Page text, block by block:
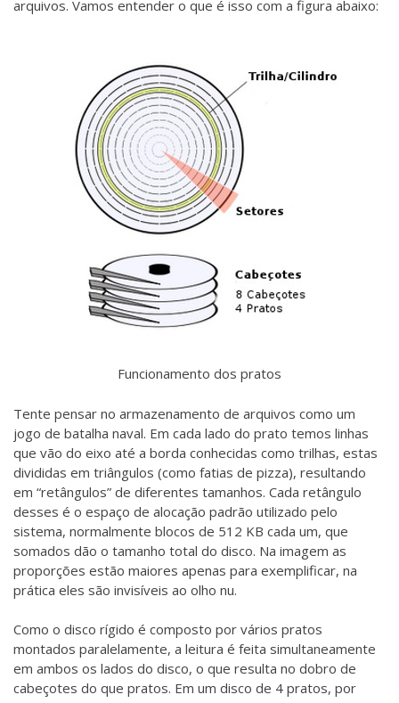
arquivos. Vamos entender o que é isso com a figura abaixo:
Funcionamento dos pratos
Tente pensar no armazenamento de arquivos como um
jogo de batalha naval. Em cada lado do prato temos linhas
que vão do eixo até a borda conhecidas como trilhas, estas
divididas em triângulos (como fatias de pizza), resultando
em “retângulos” de diferentes tamanhos. Cada retângulo
desses é o espaço de alocação padrão utilizado pelo
sistema, normalmente blocos de 512 KB cada um, que
somados dão o tamanho total do disco. Na imagem as
proporções estão maiores apenas para exemplificar, na
prática eles são invisíveis ao olho nu.
Como o disco rígido é composto por vários pratos
montados paralelamente, a leitura é feita simultaneamente
em ambos os lados do disco, o que resulta no dobro de
cabeçotes do que pratos. Em um disco de 4 pratos, por